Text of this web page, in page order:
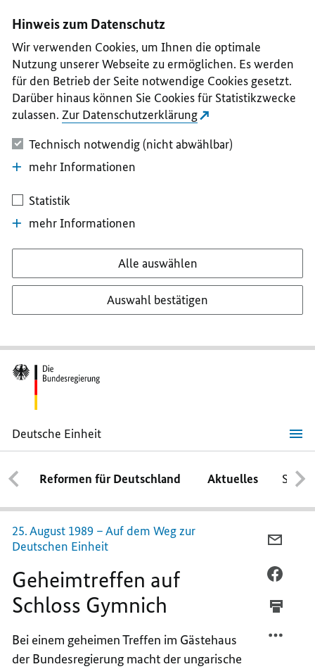
II
III
IV
V
Hinweis zum Datenschutz
Wir verwenden Cookies, um Ihnen die optimale
Nutzung unserer Webseite zu ermöglichen. Es werden
für den Betrieb der Seite notwendige Cookies gesetzt.
Darüber hinaus können Sie Cookies für Statistikzwecke
zulassen. Zur Datenschutzerklärung
Technisch notwendig (nicht abwählbar)
mehr Informationen
Statistik
mehr Informationen
Alle auswählen
Auswahl bestätigen
Deutsche Einheit
Geheimtreffen
auf
Schloss
GymnichReformen für Deutschland Aktuelles
25. August 1989 – Auf dem Weg zur
Deutschen Einheit
Geheimtreffen auf
Schloss Gymnich
Bei einem geheimen Treffen im Gästehaus
der Bundesregierung macht der ungarische